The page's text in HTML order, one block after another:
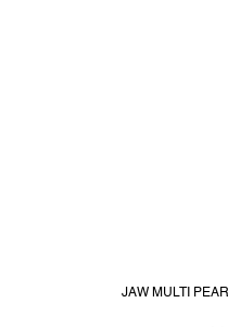
JAW MULTI